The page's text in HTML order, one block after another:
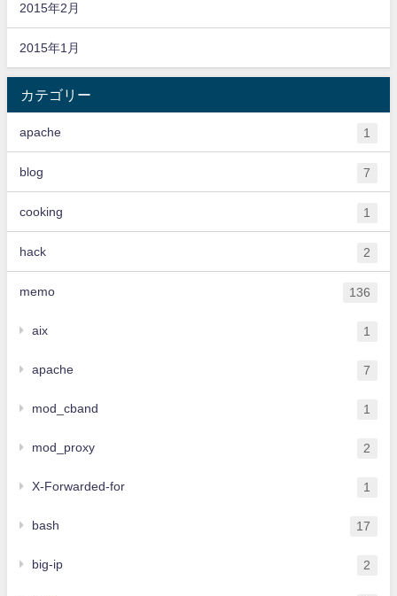
2015年2月
2015年1月
カテゴリー
apache 1
blog 7
cooking 1
hack 2
memo 136
aix 1
apache 7
mod_cband 1
mod_proxy 2
X-Forwarded-for 1
bash 17
big-ip 2